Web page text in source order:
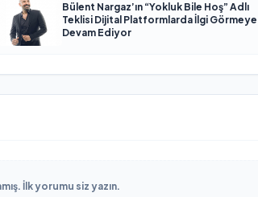
Bülent Nargaz’ın “Yokluk Bile Hoş” Adlı
Teklisi Dijital Platformlarda İlgi Görmeye
Devam Ediyor
İlk yorumu siz yazın.